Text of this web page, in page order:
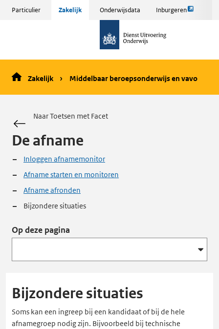
Sla
naar
inhoud
Particulier Zakelijk Onderwijsdata Inburgeren
Link
pagina
de
Zakelijk Middelbaar beroepsonderwijs en vavo
Naar Toetsen met Facet
De afname
Inloggen afnamemonitor
Afname starten en monitoren
Afname afronden
Bijzondere situaties
Op deze pagina
Bijzondere situaties
Soms kan een ingreep bij een kandidaat of bij de hele
afnamegroep nodig zijn. Bijvoorbeeld bij technische